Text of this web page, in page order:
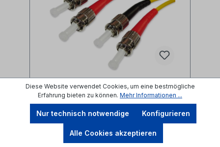
ST-ST duplex LWL Patchkabel
9/125µm OS2
Produktnummer: FPC-STSTD92-10
10 m
Diese Website verwendet Cookies, um eine bestmögliche
Erfahrung bieten zu können. Mehr Informationen ...
Nur technisch notwendige Konfigurieren
Alle Cookies akzeptieren